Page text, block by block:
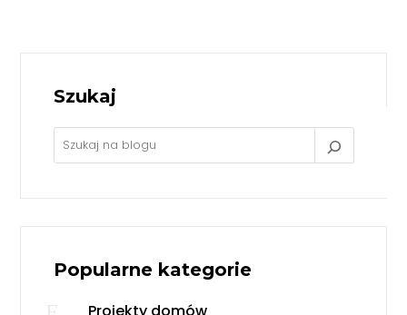
Szukaj
Popularne kategorie